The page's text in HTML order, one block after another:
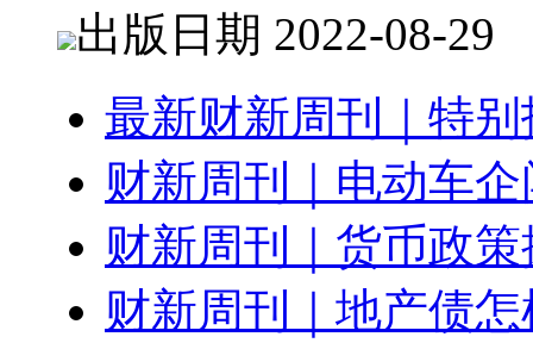
出版日期 2022-08-29
最新财新周刊｜特
财新周刊｜电动车
财新周刊｜货币政
财新周刊｜地产债